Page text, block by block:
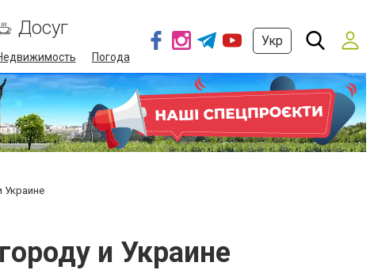
Досуг
Погода
Укр
Украине
и Украине